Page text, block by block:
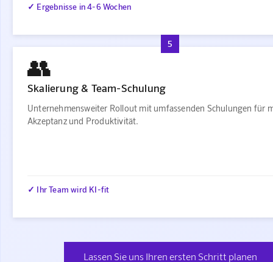
✓ Ergebnisse in 4-6 Wochen
5
👥
Skalierung & Team-Schulung
Unternehmensweiter Rollout mit umfassenden Schulungen für
Akzeptanz und Produktivität.
✓ Ihr Team wird KI-fit
Lassen Sie uns Ihren ersten Schritt planen